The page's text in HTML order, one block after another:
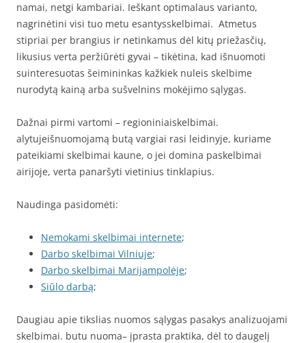
namai, netgi kambariai. Ieškant optimalaus varianto,
nagrinėtini visi tuo metu esantysskelbimai. Atmetus
stipriai per brangius ir netinkamus dėl kitų priežasčių,
likusius verta peržiūrėti gyvai – tikėtina, kad išnuomoti
suinteresuotas šeimininkas kažkiek nuleis skelbime
nurodytą kainą arba sušvelnins mokėjimo sąlygas.
Dažnai pirmi vartomi – regioniniaiskelbimai.
alytujeišnuomojamą butą vargiai rasi leidinyje, kuriame
pateikiami skelbimai kaune, o jei domina paskelbimai
airijoje, verta panaršyti vietinius tinklapius.
Naudinga pasidomėti:
Nemokami skelbimai internete;
Darbo skelbimai Vilniuje;
Darbo skelbimai Marijampolėje;
Siūlo darbą;
Daugiau apie tikslias nuomos sąlygas pasakys analizuojami
skelbimai. butu nuoma– įprasta praktika, dėl to daugelį